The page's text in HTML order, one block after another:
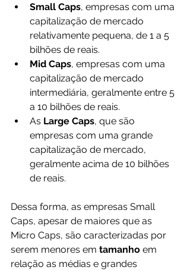
Small Caps, empresas com uma
capitalização de mercado
relativamente pequena, de 1 a 5
bilhões de reais.
Mid Caps, empresas com uma
capitalização de mercado
intermediária, geralmente entre 5
a 10 bilhões de reais.
As Large Caps, que são
empresas com uma grande
capitalização de mercado,
geralmente acima de 10 bilhões
de reais.
Dessa forma, as empresas Small
Caps, apesar de maiores que as
Micro Caps, são caracterizadas por
serem menores em tamanho em
relação as médias e grandes